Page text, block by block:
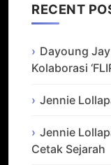
RECENT
Dayoung
Kolaborasi
Jennie
Jennie
Cetak Sejarah